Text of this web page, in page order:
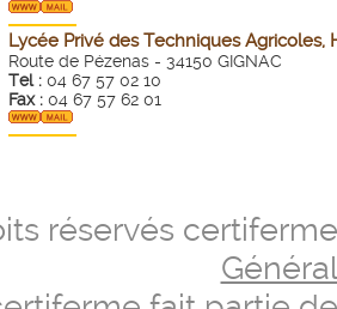
Lycée Privé des Techniques Agricoles,
Route de Pézenas - 34150 GIGNAC
Tel : 04 67 57 02 10
Fax : 04 67 57 62 01
réservés